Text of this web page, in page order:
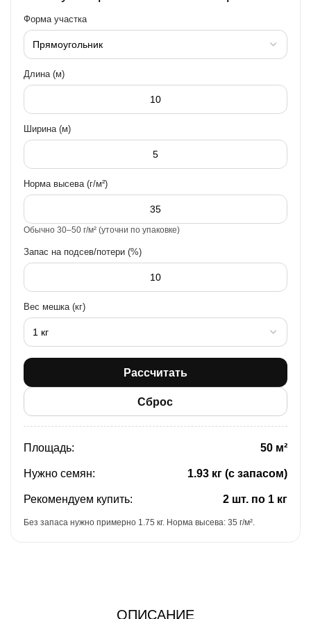
Форма участка
Длина (м)
Ширина (м)
Норма высева (г/м²)
Обычно 30–50 г/м² (уточни по упаковке)
Запас на подсев/потери (%)
Вес мешка (кг)
Рассчитать
Сброс
Площадь: 50 м²
Нужно семян: 1.93 кг (с запасом)
Рекомендуем купить: 2 шт. по 1 кг
Без запаса нужно примерно 1.75 кг. Норма высева: 35 г/м².
ОПИСАНИЕ